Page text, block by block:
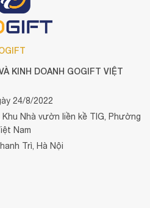
KINH DOANH GOGIFT VIỆT
24/8/2022
Khu Nhà vườn liền kề TIG, Phường
Nam
Trì, Hà Nội